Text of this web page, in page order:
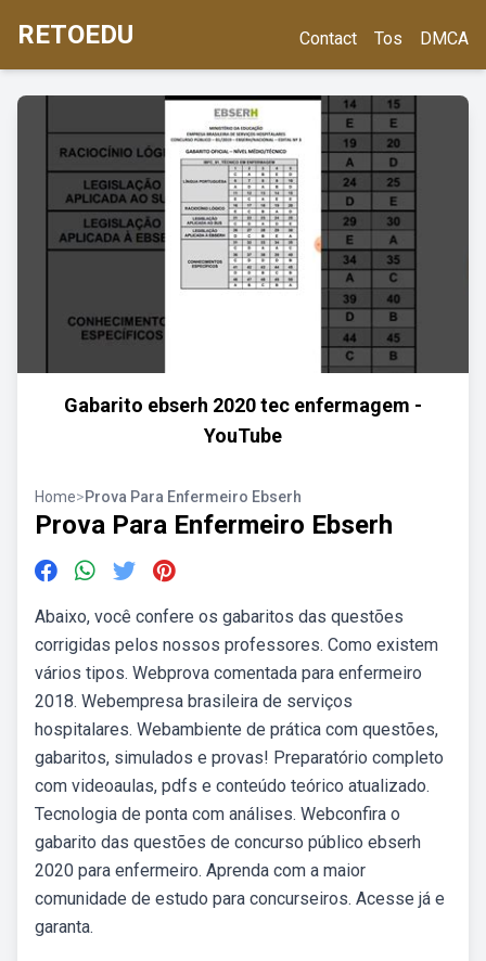
RETOEDU Contact Tos DMCA
Gabarito ebserh 2020 tec enfermagem -
YouTube
Home>Prova Para Enfermeiro Ebserh
Prova Para Enfermeiro Ebserh
Abaixo, você confere os gabaritos das questões
corrigidas pelos nossos professores. Como existem
vários tipos. Webprova comentada para enfermeiro
2018. Webempresa brasileira de serviços
hospitalares. Webambiente de prática com questões,
gabaritos, simulados e provas! Preparatório completo
com videoaulas, pdfs e conteúdo teórico atualizado.
Tecnologia de ponta com análises. Webconfira o
gabarito das questões de concurso público ebserh
2020 para enfermeiro. Aprenda com a maior
comunidade de estudo para concurseiros. Acesse já e
garanta.